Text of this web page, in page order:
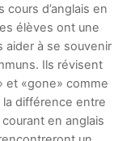
d’anglais en
élèves ont une
aider à se souvenir
Ils révisent
et «gone» comme
différence entre
en anglais